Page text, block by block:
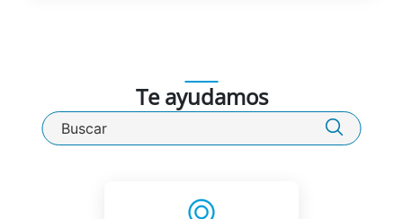
Te ayudamos
Buscador de VidaCaixa